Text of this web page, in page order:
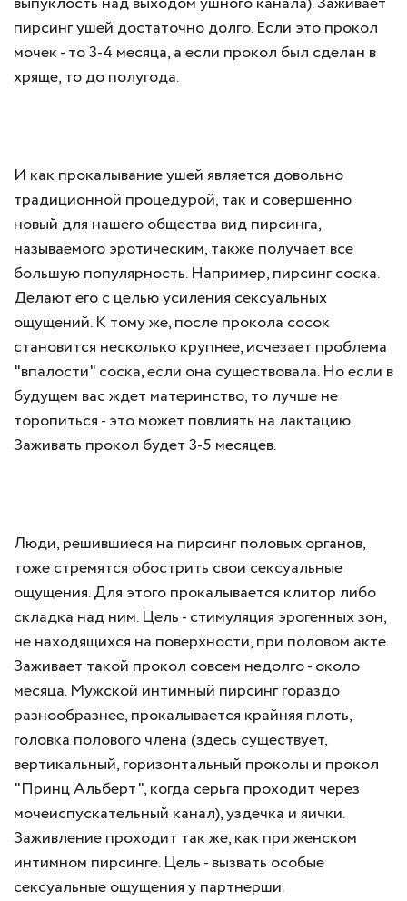
пирсинг ушей достаточно долго. Если это прокол
мочек - то 3-4 месяца, а если прокол был сделан в
хряще, то до полугода.
И как прокалывание ушей является довольно
традиционной процедурой, так и совершенно
новый для нашего общества вид пирсинга,
называемого эротическим, также получает все
большую популярность. Например, пирсинг соска.
Делают его с целью усиления сексуальных
ощущений. К тому же, после прокола сосок
становится несколько крупнее, исчезает проблема
"впалости" соска, если она существовала. Но если в
будущем вас ждет материнство, то лучше не
торопиться - это может повлиять на лактацию.
Заживать прокол будет 3-5 месяцев.
Люди, решившиеся на пирсинг половых органов,
тоже стремятся обострить свои сексуальные
ощущения. Для этого прокалывается клитор либо
складка над ним. Цель - стимуляция эрогенных зон,
не находящихся на поверхности, при половом акте.
Заживает такой прокол совсем недолго - около
месяца. Мужской интимный пирсинг гораздо
разнообразнее, прокалывается крайняя плоть,
головка полового члена (здесь существует,
вертикальный, горизонтальный проколы и прокол
"Принц Альберт", когда серьга проходит через
мочеиспускательный канал), уздечка и яички.
Заживление проходит так же, как при женском
интимном пирсинге. Цель - вызвать особые
сексуальные ощущения у партнерши.